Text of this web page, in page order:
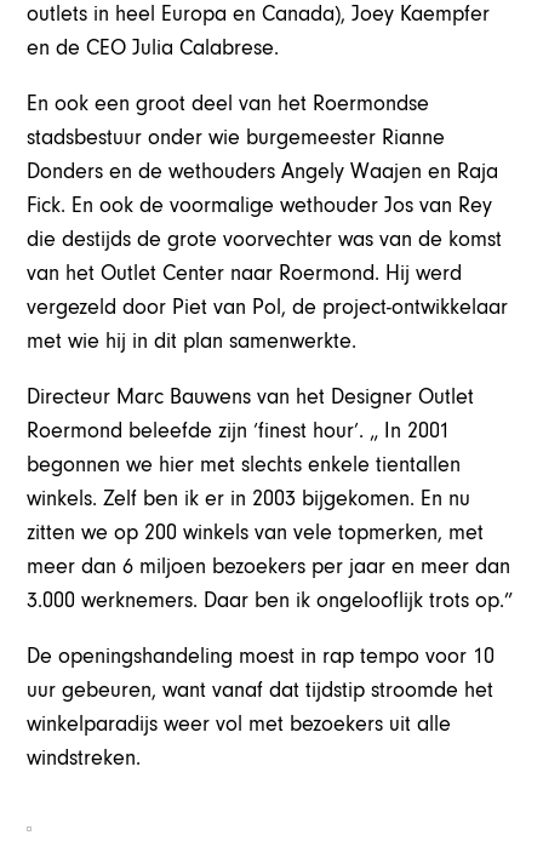
outlets in heel Europa en Canada), Joey Kaempfer
en de CEO Julia Calabrese.
En ook een groot deel van het Roermondse
stadsbestuur onder wie burgemeester Rianne
Donders en de wethouders Angely Waajen en Raja
Fick. En ook de voormalige wethouder Jos van Rey
die destijds de grote voorvechter was van de komst
van het Outlet Center naar Roermond. Hij werd
vergezeld door Piet van Pol, de project-ontwikkelaar
met wie hij in dit plan samenwerkte.
Directeur Marc Bauwens van het Designer Outlet
Roermond beleefde zijn ‘finest hour’. „ In 2001
begonnen we hier met slechts enkele tientallen
winkels. Zelf ben ik er in 2003 bijgekomen. En nu
zitten we op 200 winkels van vele topmerken, met
meer dan 6 miljoen bezoekers per jaar en meer dan
3.000 werknemers. Daar ben ik ongelooflijk trots op.”
De openingshandeling moest in rap tempo voor 10
uur gebeuren, want vanaf dat tijdstip stroomde het
winkelparadijs weer vol met bezoekers uit alle
windstreken.